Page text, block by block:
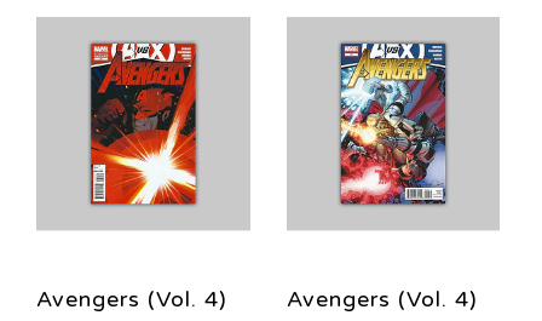
Avengers (Vol. 4)
Avengers (Vol. 4)